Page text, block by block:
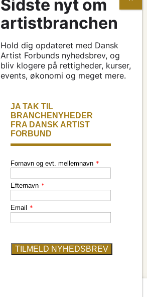
kontrakter og aftaler
søg tilskud
presse & logo
bliv medlem
find en artist
Hold dig opdateret med Dansk
Artist Forbunds nyhedsbrev, og
bliv klogere på rettigheder, kurser,
events, økonomi og meget mere.